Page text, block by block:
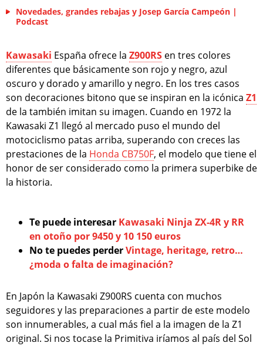
Novedades, grandes rebajas y Josep García Campeón |
Podcast
Kawasaki España ofrece la Z900RS en tres colores
diferentes que básicamente son rojo y negro, azul
oscuro y dorado y amarillo y negro. En los tres casos
son decoraciones bitono que se inspiran en la icónica Z1
de la también imitan su imagen. Cuando en 1972 la
Kawasaki Z1 llegó al mercado puso el mundo del
motociclismo patas arriba, superando con creces las
prestaciones de la Honda CB750F, el modelo que tiene el
honor de ser considerado como la primera superbike de
la historia.
Te puede interesar Kawasaki Ninja ZX-4R y RR
en otoño por 9450 y 10 150 euros
No te puedes perderVintage, heritage, retro…
¿moda o falta de imaginación?
En Japón la Kawasaki Z900RS cuenta con muchos
seguidores y las preparaciones a partir de este modelo
son innumerables, a cual más fiel a la imagen de la Z1
original. Si nos tocase la Primitiva iríamos al país del Sol